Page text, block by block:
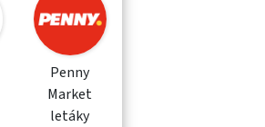
Penny
Market
letáky